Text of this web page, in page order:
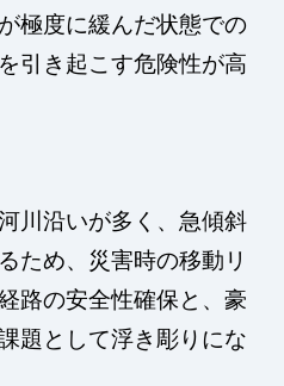
極度に緩んだ状態での
引き起こす危険性が高
川沿いが多く、急傾斜
ため、災害時の移動リ
路の安全性確保と、豪
題として浮き彫りにな